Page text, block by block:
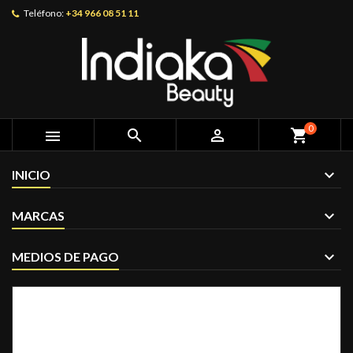
Teléfono: +34 966 08 51 11
   shopping_cart0
INICIO
MARCAS
MEDIOS DE PAGO